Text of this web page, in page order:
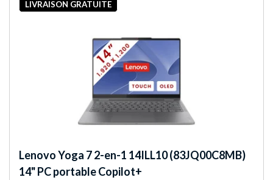
LIVRAISON GRATUITE
LenovoYoga 7 2-en-1 14ILL10 (83JQ00C8MB)
14" PC portable Copilot+